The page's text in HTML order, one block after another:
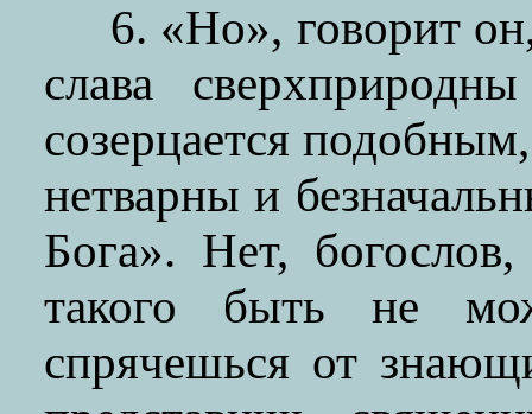
6. «Но», говорит
слава
созерцается
нетварны и
Бога». Нет,
такого быть не
спрячешься от